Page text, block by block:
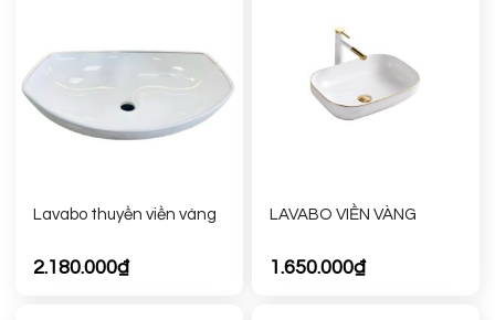
Lavabo thuyền viền vàng
2.180.000₫
LAVABO VIỀN VÀNG
1.650.000₫